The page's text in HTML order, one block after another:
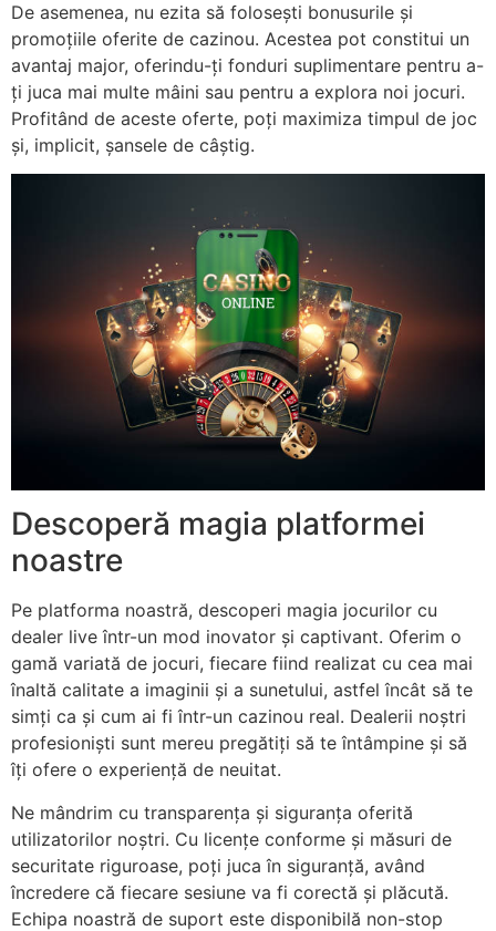
De asemenea, nu ezita să folosești bonusurile și
promoțiile oferite de cazinou. Acestea pot constitui un
avantaj major, oferindu-ți fonduri suplimentare pentru a-
ți juca mai multe mâini sau pentru a explora noi jocuri.
Profitând de aceste oferte, poți maximiza timpul de joc
și, implicit, șansele de câștig.
Descoperă magia platformei
noastre
Pe platforma noastră, descoperi magia jocurilor cu
dealer live într-un mod inovator și captivant. Oferim o
gamă variată de jocuri, fiecare fiind realizat cu cea mai
înaltă calitate a imaginii și a sunetului, astfel încât să te
simți ca și cum ai fi într-un cazinou real. Dealerii noștri
profesioniști sunt mereu pregătiți să te întâmpine și să
îți ofere o experiență de neuitat.
Ne mândrim cu transparența și siguranța oferită
utilizatorilor noștri. Cu licențe conforme și măsuri de
securitate riguroase, poți juca în siguranță, având
încredere că fiecare sesiune va fi corectă și plăcută.
Echipa noastră de suport este disponibilă non-stop